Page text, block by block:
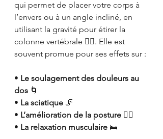
qui permet de placer votre corps à
l’envers ou à un angle incliné, en
utilisant la gravité pour étirer la
colonne vertébrale 🧍‍♂️. Elle est
souvent promue pour ses effets sur :
• Le soulagement des douleurs au
dos 🌀
• La sciatique 🦵
• L’amélioration de la posture 🤸‍♀️
• La relaxation musculaire 🛌